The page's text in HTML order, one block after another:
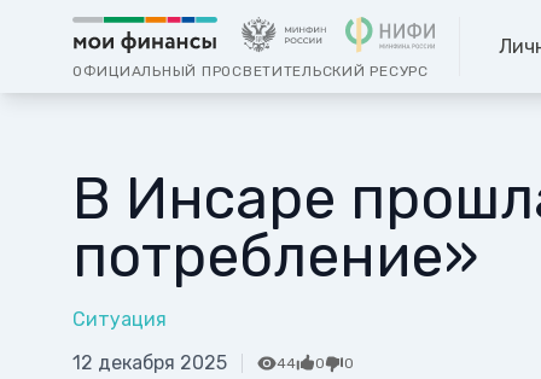
ОФИЦИАЛЬНЫЙ ПРОСВЕТИТЕЛЬСКИЙ РЕСУРС
В Инсаре
потребление»
Ситуация
12 декабря 2025
44 0 0